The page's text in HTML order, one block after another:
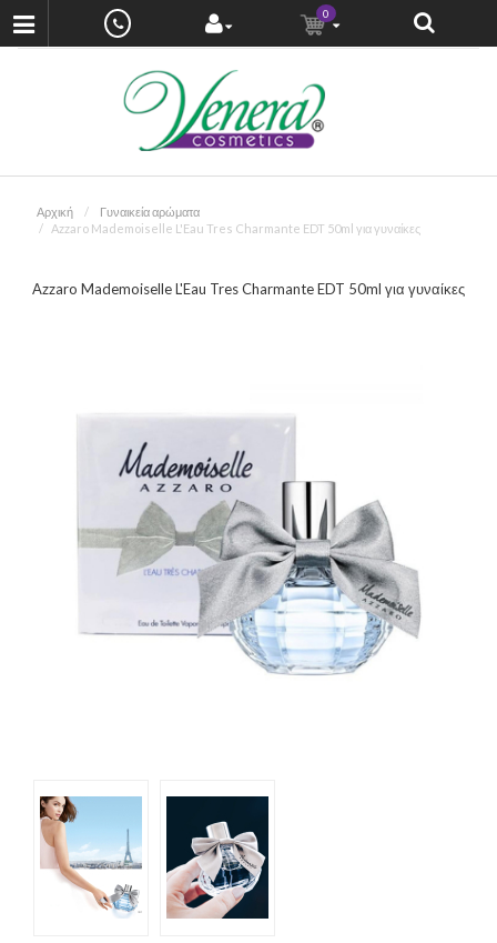
0
Αρχική
Γυναικεία αρώματα
Azzaro Mademoiselle L'Eau Tres Charmante EDT 50ml για γυναίκες
Azzaro Mademoiselle L'Eau Tres Charmante EDT 50ml για γυναίκες